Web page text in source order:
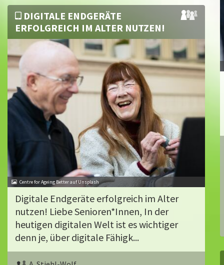
DIGITALE ENDGERÄTE
ERFOLGREICH IM ALTER NUTZEN!
Centre for Ageing Better auf Unsplash
Digitale Endgeräte erfolgreich im Alter
nutzen! Liebe Senioren*Innen, In der
heutigen digitalen Welt ist es wichtiger
denn je, über digitale Fähigk...